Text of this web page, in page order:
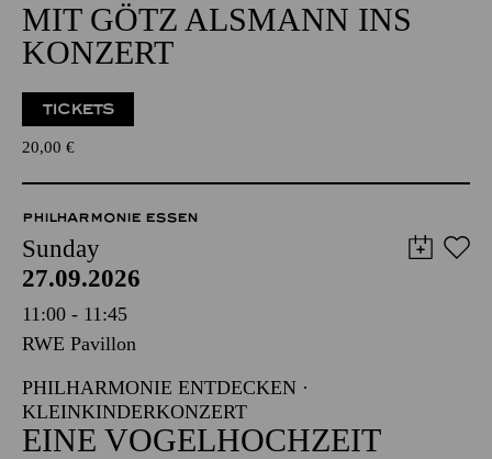
MIT GÖTZ ALSMANN INS
KONZERT
TICKETS
20,00 €
PHILHARMONIE ESSEN
Sunday
27.09.2026
11:00 - 11:45
RWE Pavillon
PHILHARMONIE ENTDECKEN ·
KLEINKINDERKONZERT
EINE VOGELHOCHZEIT